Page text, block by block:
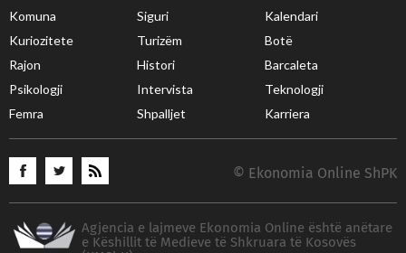
Komuna
Siguri
Kalendari
Kuriozitete
Turizëm
Botë
Rajon
Histori
Barcaleta
Psikologji
Intervista
Teknologji
Femra
Shpalljet Karriera
© Ekonomia Online ShPK
Agjencia e lajmeve Ekonomia Online është anëtare
e Këshillit të Medieve të Shkruara të Kosovës